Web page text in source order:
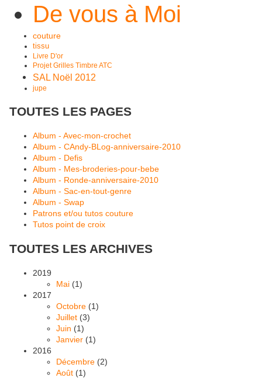
De vous à Moi
couture
tissu
Livre D'or
Projet Grilles Timbre ATC
SAL Noël 2012
jupe
TOUTES LES PAGES
Album - Avec-mon-crochet
Album - CAndy-BLog-anniversaire-2010
Album - Defis
Album - Mes-broderies-pour-bebe
Album - Ronde-anniversaire-2010
Album - Sac-en-tout-genre
Album - Swap
Patrons et/ou tutos couture
Tutos point de croix
TOUTES LES ARCHIVES
2019
Mai (1)
2017
Octobre (1)
Juillet (3)
Juin (1)
Janvier (1)
2016
Décembre (2)
Août (1)